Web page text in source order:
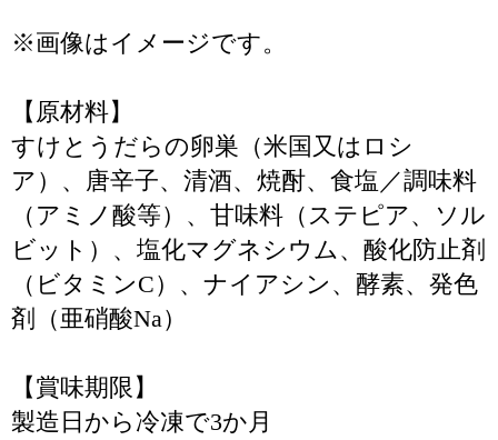
※画像はイメージです。
【原材料】
すけとうだらの卵巣（米国又はロシ
ア）、唐辛子、清酒、焼酎、食塩／調味料
（アミノ酸等）、甘味料（ステピア、ソル
ビット）、塩化マグネシウム、酸化防止剤
（ビタミンC）、ナイアシン、酵素、発色
剤（亜硝酸Na）
【賞味期限】
製造日から冷凍で3か月